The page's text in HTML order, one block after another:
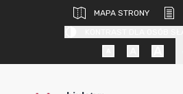
MAPA STRONY